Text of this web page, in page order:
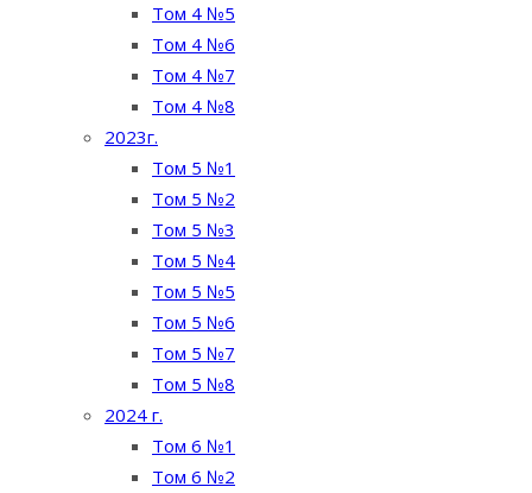
Том 4 №5
Том 4 №6
Том 4 №7
Том 4 №8
2023г.
Том 5 №1
Том 5 №2
Том 5 №3
Том 5 №4
Том 5 №5
Том 5 №6
Том 5 №7
Том 5 №8
2024 г.
Том 6 №1
Том 6 №2